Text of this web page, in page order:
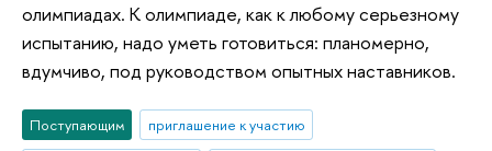
олимпиадах. К олимпиаде, как к любому серьезному
испытанию, надо уметь готовиться: планомерно,
вдумчиво, под руководством опытных наставников.
Поступающим
приглашение к участию